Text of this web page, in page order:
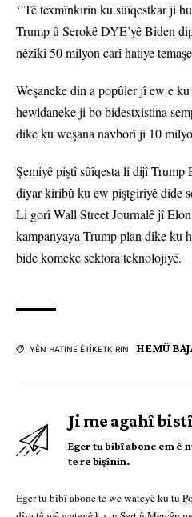
‘’Tê texmînkirin ku sûîqestkar ji
Trump û Serokê DYE’yê Biden
nêzîkî 50 milyon carî hatiye
Weşaneke din a popûler jî ew e
hewldaneke ji bo bidestxistina
dike ku weşana navborî ji 10
Şemiyê piştî sûîqesta li dijî
diyar kiribû ku ew piştgiriyê dide
Li gorî Wall Street Journalê jî
kampanyaya Trump plan dike ku
bide komeke sektora teknolojiyê.
YÊN HATINE ÊTÎKETKIRIN HEMÛ
Ji me agahî
Eger tu bibî abone em ê
te re bişînin.
Eger tu bibî abone te we wateyê ku tu